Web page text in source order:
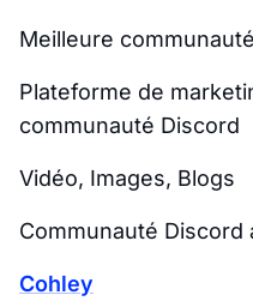
Meilleure
Plateforme de
communauté Discord
Vidéo, Images, Blogs
Communauté
Cohley